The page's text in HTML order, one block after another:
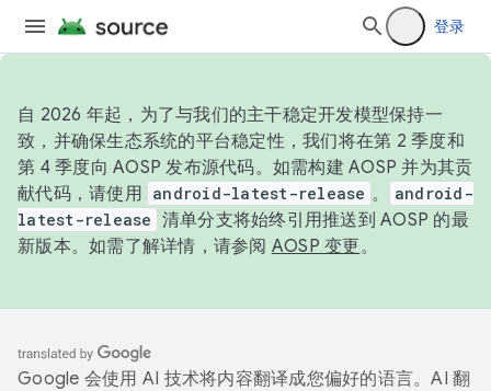
登录
自 2026 年起，为了与我们的主干稳定开发模型保持一
致，并确保生态系统的平台稳定性，我们将在第 2 季度和
第 4 季度向 AOSP 发布源代码。如需构建 AOSP 并为其贡
献代码，请使用 android-latest-release 。
android-
latest-release 清单分支将始终引用推送到 AOSP 的最
新版本。如需了解详情，请参阅 AOSP 变更。
Google 会使用 AI 技术将内容翻译成您偏好的语言。AI 翻